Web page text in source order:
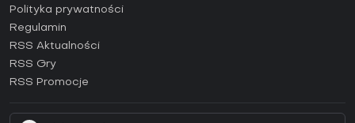
Jak aktywować klucz Epic Games (CD Key)?
Jak aktywować klucz GOG (CD Key)?
Jak aktywować klucz Ubisoft Connect (CD Key)?
Polityka prywatności
Regulamin
RSS Aktualności
RSS Gry
RSS Promocje